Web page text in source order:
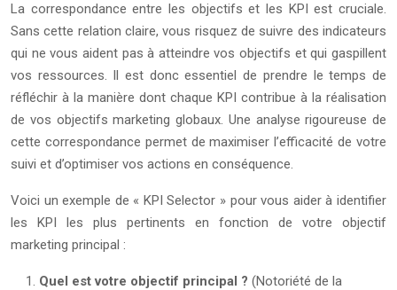
La correspondance entre les objectifs et les KPI est cruciale.
Sans cette relation claire, vous risquez de suivre des indicateurs
qui ne vous aident pas à atteindre vos objectifs et qui gaspillent
vos ressources. Il est donc essentiel de prendre le temps de
réfléchir à la manière dont chaque KPI contribue à la réalisation
de vos objectifs marketing globaux. Une analyse rigoureuse de
cette correspondance permet de maximiser l’efficacité de votre
suivi et d’optimiser vos actions en conséquence.
Voici un exemple de « KPI Selector » pour vous aider à identifier
les KPI les plus pertinents en fonction de votre objectif
marketing principal :
Quel est votre objectif principal ? (Notoriété de la